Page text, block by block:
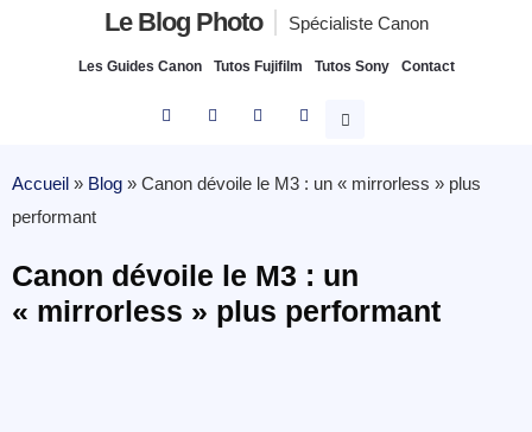
Le Blog Photo Spécialiste Canon
Les Guides Canon Tutos Fujifilm Tutos Sony Contact
Accueil » Blog » Canon dévoile le M3 : un « mirrorless » plus
performant
Canon dévoile le M3 : un
« mirrorless » plus performant